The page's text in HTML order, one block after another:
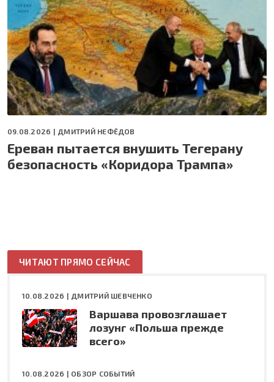
09.08.2026 | ДМИТРИЙ НЕФЁДОВ
Ереван пытается внушить Тегерану
безопасность «Коридора Трампа»
ЧИТАЮТ ПРЯМО СЕЙЧАС
10.08.2026 | ДМИТРИЙ ШЕВЧЕНКО
Варшава провозглашает
лозунг «Польша прежде
всего»
10.08.2026 | ОБЗОР СОБЫТИЙ